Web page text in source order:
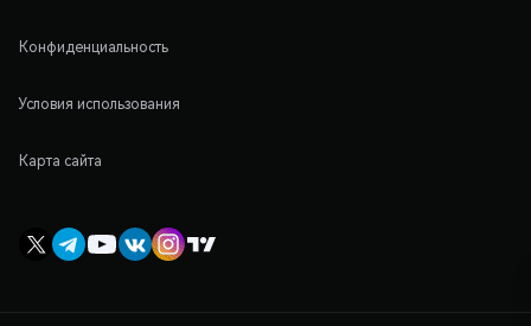
Конфиденциальность
Условия использования
Карта сайта